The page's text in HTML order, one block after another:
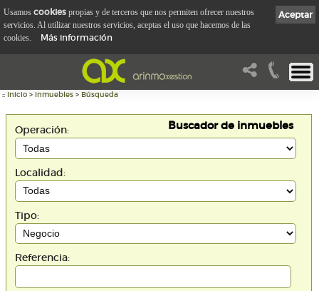
:: Inicio > Inmuebles > Búsqueda
Buscador de inmuebles
Operación:
Localidad:
Tipo:
Referencia:
Aceptar
Usamos cookies propias y de terceros que nos permiten ofrecer nuestros
servicios. Al utilizar nuestros servicios, aceptas el uso que hacemos de las
cookies.
Más información